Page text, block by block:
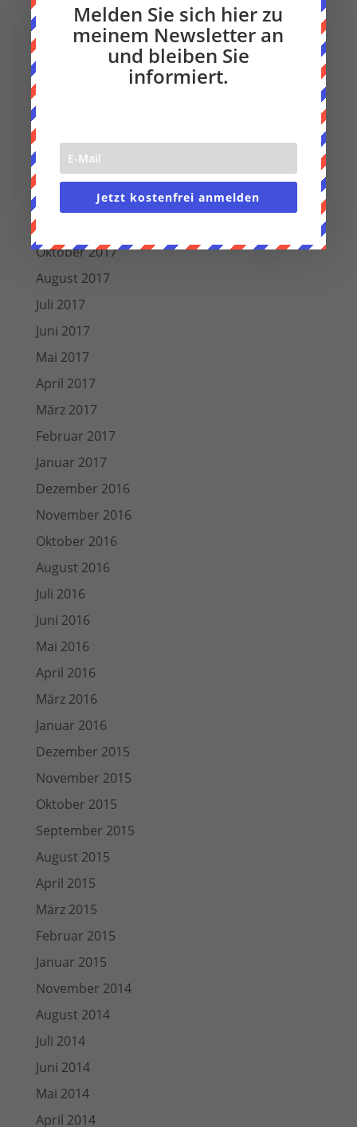
Dezember 2018
Oktober 2018
September 2018
August 2018
Juli 2018
Juni 2018
März 2018
Dezember 2017
Oktober 2017
August 2017
Juli 2017
Juni 2017
Mai 2017
April 2017
März 2017
Februar 2017
Januar 2017
Dezember 2016
November 2016
Oktober 2016
August 2016
Juli 2016
Juni 2016
Mai 2016
April 2016
März 2016
Januar 2016
Dezember 2015
November 2015
Oktober 2015
September 2015
August 2015
April 2015
März 2015
Februar 2015
Januar 2015
November 2014
August 2014
Juli 2014
Juni 2014
Mai 2014
April 2014
Melden Sie sich hier zu
meinem Newsletter an
und bleiben Sie
informiert.
Jetzt kostenfrei anmelden